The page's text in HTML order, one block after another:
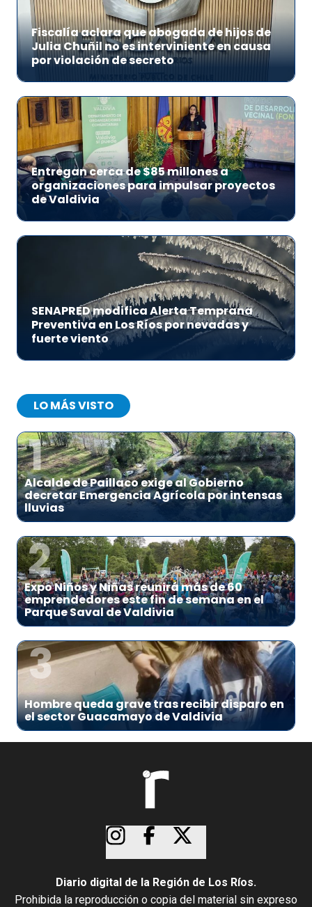
Fiscalía aclara que abogada de hijos de
Julia Chuñil no es interviniente en causa
por violación de secreto
Entregan cerca de $85 millones a
organizaciones para impulsar proyectos
de Valdivia
SENAPRED modifica Alerta Temprana
Preventiva en Los Ríos por nevadas y
fuerte viento
LO MÁS VISTO
1
Alcalde de Paillaco exige al Gobierno
decretar Emergencia Agrícola por intensas
lluvias
2
Expo Niños y Niñas reunirá más de 60
emprendedores este fin de semana en el
Parque Saval de Valdivia
3
Hombre queda grave tras recibir disparo en
el sector Guacamayo de Valdivia
Diario digital de la Región de Los Ríos.
Prohibida la reproducción o copia del material sin expreso